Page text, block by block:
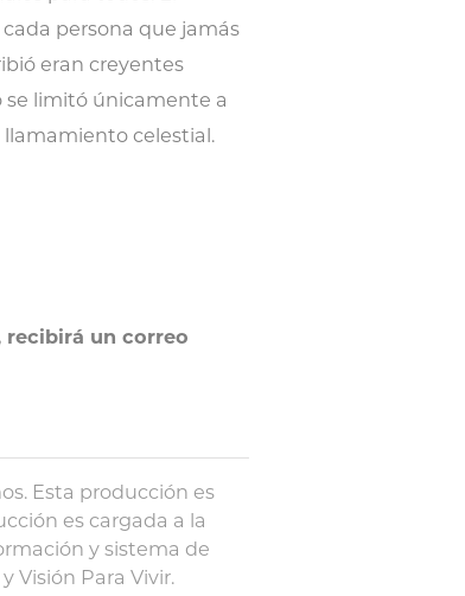
persona que jamás
eran creyentes
se limitó únicamente a
llamamiento celestial.
recibirá un correo
Esta producción es
es cargada a la
y sistema de
Visión Para Vivir.